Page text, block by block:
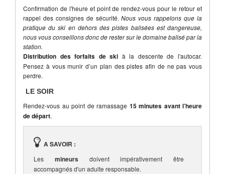
Confirmation de l'heure et point de rendez-vous pour le retour et
rappel des consignes de sécurité.Nous vous rappelons que la
pratique du ski en dehors des pistes balisées est dangereuse,
nous vous conseillons donc de rester sur le domaine balisé par la
station.
Distribution des forfaits de ski à la descente de l'autocar.
Pensez à vous munir d’un plan des pistes afin de ne pas vous
perdre.
LE SOIR
Rendez-vous au point de ramassage 15 minutes avant l’heure
de départ.
A SAVOIR :
Les mineurs doivent impérativement être
accompagnés d'un adulte responsable.